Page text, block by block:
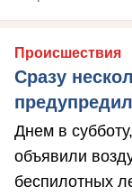
Происшествия
Сразу
Днем в
объявили
беспилотных